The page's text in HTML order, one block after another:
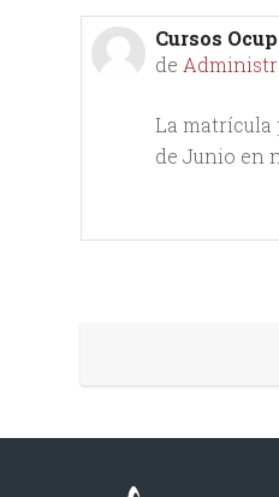
Cursos
de
Número de
La matrícula
de Junio en